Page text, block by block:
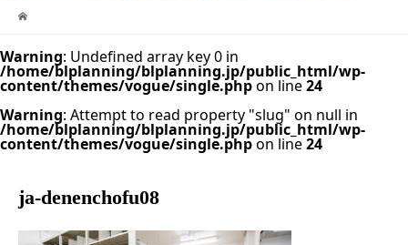
Warning: Undefined array key 0 in
/home/blplanning/blplanning.jp/public_html/wp-
content/themes/vogue/single.phpon line24
Warning: Attempt to read property "slug" on null in
/home/blplanning/blplanning.jp/public_html/wp-
content/themes/vogue/single.phpon line24
ja-denenchofu08